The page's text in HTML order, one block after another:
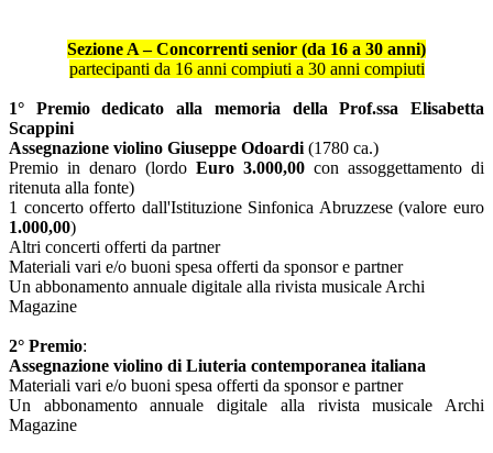
Sezione A – Concorrenti senior (da 16 a 30 anni)
partecipanti da 16 anni compiuti a 30 anni compiuti
1° Premio
dedicato alla memoria della Prof.ssa Elisabetta
Scappini
Assegnazione violino Giuseppe Odoardi (1780 ca.)
Premio in denaro (lordo Euro 3.000,00 con assoggettamento di
ritenuta alla fonte)
1 concerto offerto dall'Istituzione Sinfonica Abruzzese (valore euro
1.000,00)
Altri concerti offerti da partner
Materiali vari e/o buoni spesa offerti da sponsor e partner
Un abbonamento annuale digitale alla rivista musicale Archi
Magazine
2° Premio:
Assegnazione violino di Liuteria contemporanea italiana
Materiali vari e/o buoni spesa offerti da sponsor e partner
Un abbonamento annuale digitale alla rivista musicale Archi
Magazine